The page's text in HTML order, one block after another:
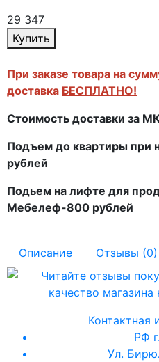
29 347
Купить
При заказе товара на
доставка БЕСПЛАТНО!
Стоимость доставки за
Подъем до квартиры при
рублей
Подьем на лифте для
Мебелеф-800 рублей
Описание Отзывы (0)
Контактная
РФ
Ул.